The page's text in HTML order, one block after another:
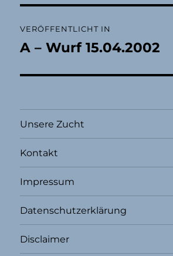
VERÖFFENTLICHT IN
A – Wurf 15.04.2002
Unsere Zucht
Kontakt
Impressum
Datenschutzerklärung
Disclaimer